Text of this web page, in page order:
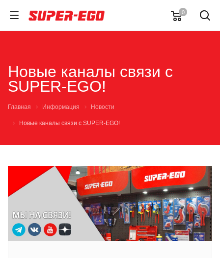
0
Новые каналы связи с
SUPER-EGO!
Главная Информация Новости
Новые каналы связи с SUPER-EGO!